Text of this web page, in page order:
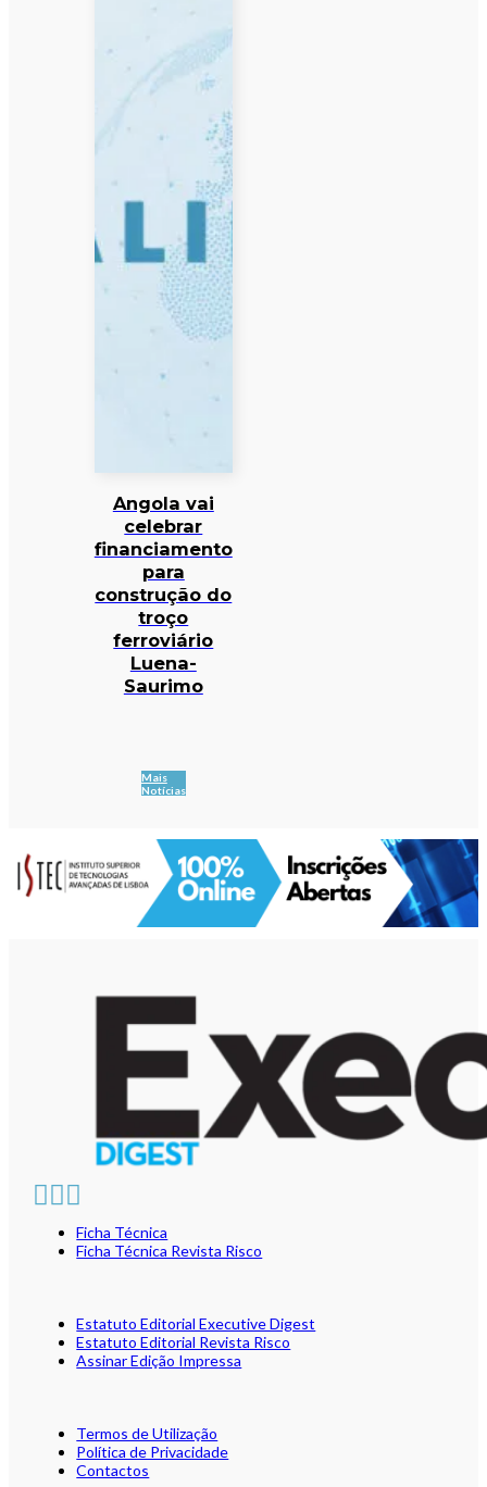
Angola vai
celebrar
financiamento
para
construção do
troço
ferroviário
Luena-
Saurimo
Mais
Notícias
Ficha Técnica
Ficha Técnica Revista Risco
Estatuto Editorial Executive Digest
Estatuto Editorial Revista Risco
Assinar Edição Impressa
Termos de Utilização
Política de Privacidade
Contactos